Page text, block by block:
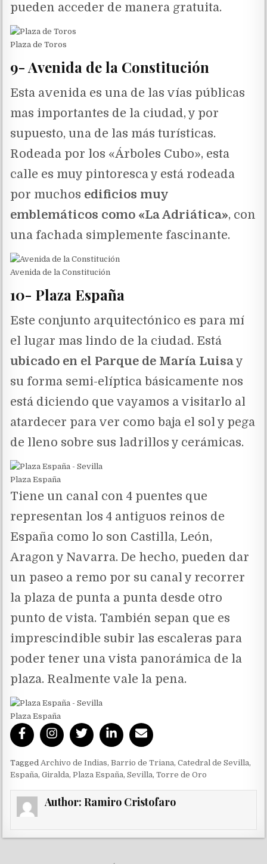
pueden acceder de manera gratuita.
Plaza de Toros
9- Avenida de la Constitución
Esta avenida es una de las vías públicas
mas importantes de la ciudad, y por
supuesto, una de las más turísticas.
Rodeada por los «Árboles Cubo», esta
calle es muy pintoresca y está rodeada
por muchos edificios muy
emblemáticos como «La Adriática», con
una fachada simplemente fascinante.
Avenida de la Constitución
10- Plaza España
Este conjunto arquitectónico es para mí
el lugar mas lindo de la ciudad. Está
ubicado en el Parque de María Luisay
su forma semi-elíptica básicamente nos
está diciendo que vayamos a visitarlo al
atardecer para ver como baja el sol y pega
de lleno sobre sus ladrillos y cerámicas.
Plaza España
Tiene un canal con 4 puentes que
representan los 4 antiguos reinos de
España como lo son Castilla, León,
Aragon y Navarra. De hecho, pueden dar
un paseo a remo por su canal y recorrer
la plaza de punta a punta desde otro
punto de vista. También sepan que es
imprescindible subir las escaleras para
poder tener una vista panorámica de la
plaza. Realmente vale la pena.
Plaza España
Tagged Archivo de Indias,Barrio de Triana,Catedral de Sevilla,
España,Giralda,Plaza España,Sevilla,Torre de Oro
Author:Ramiro Cristofaro